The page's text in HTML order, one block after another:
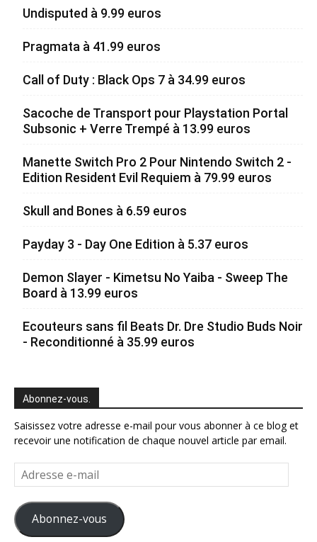
Undisputed à 9.99 euros
Pragmata à 41.99 euros
Call of Duty : Black Ops 7 à 34.99 euros
Sacoche de Transport pour Playstation Portal
Subsonic + Verre Trempé à 13.99 euros
Manette Switch Pro 2 Pour Nintendo Switch 2 -
Edition Resident Evil Requiem à 79.99 euros
Skull and Bones à 6.59 euros
Payday 3 - Day One Edition à 5.37 euros
Demon Slayer - Kimetsu No Yaiba - Sweep The
Board à 13.99 euros
Ecouteurs sans fil Beats Dr. Dre Studio Buds Noir
- Reconditionné à 35.99 euros
Abonnez-vous.
Saisissez votre adresse e-mail pour vous abonner à ce blog et
recevoir une notification de chaque nouvel article par email.
Adresse
e-
mail
Abonnez-vous